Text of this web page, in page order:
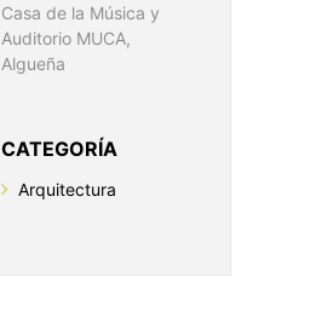
Casa de la Música y
Auditorio MUCA,
Algueña
CATEGORÍA
Arquitectura